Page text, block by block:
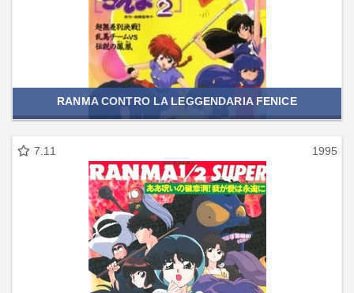
RANMA CONTRO LA LEGGENDARIA FENICE
7.11 1995